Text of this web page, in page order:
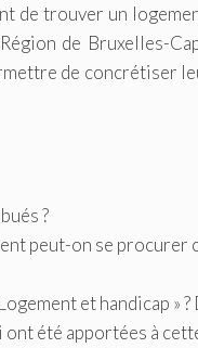
de trouver un
de Bruxelles-
de concrétiser
?
peut-on se procurer
et handicap » ?
été apportées à